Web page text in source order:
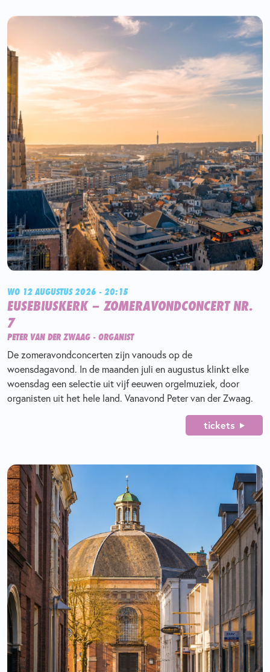
WO 12 AUGUSTUS 2026 - 20:15
EUSEBIUSKERK – ZOMERAVONDCONCERT NR.
7
PETER VAN DER ZWAAG - ORGANIST
De zomeravondconcerten zijn vanouds op de
woensdagavond. In de maanden juli en augustus klinkt elke
woensdag een selectie uit vijf eeuwen orgelmuziek, door
organisten uit het hele land. Vanavond Peter van der Zwaag.
tickets